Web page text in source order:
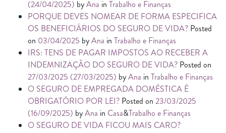
(24/04/2025) byAna in Trabalho e Finanças
PORQUE DEVES NOMEAR DE FORMA ESPECIFICA
OS BENEFICIÁRIOS DO SEGURO DE VIDA? Posted
on 03/04/2025 byAna in Trabalho e Finanças
IRS: TENS DE PAGAR IMPOSTOS AO RECEBER A
INDEMNIZAÇÃO DO SEGURO DE VIDA? Posted on
27/03/2025 (27/03/2025) byAna in Trabalho e Finanças
O SEGURO DE EMPREGADA DOMÉSTICA É
OBRIGATÓRIO POR LEI? Posted on 23/03/2025
(16/09/2025) byAna in Casa&Trabalho e Finanças
O SEGURO DE VIDA FICOU MAIS CARO?